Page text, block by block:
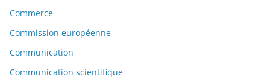
Commerce
Commission européenne
Communication
Communication scientifique